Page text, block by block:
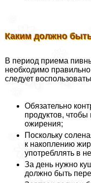
Каким должно
В период приема
необходимо
следует
Обязательно
продуктов,
ожирения;
Поскольку
к накоплению
употрeбллять в
За день нужно
должно быть